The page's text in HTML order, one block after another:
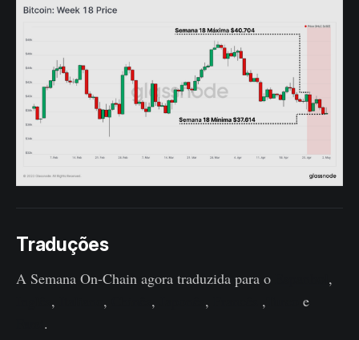
Traduções
A Semana On-Chain agora traduzida para o
,
, , , , ,
e
.